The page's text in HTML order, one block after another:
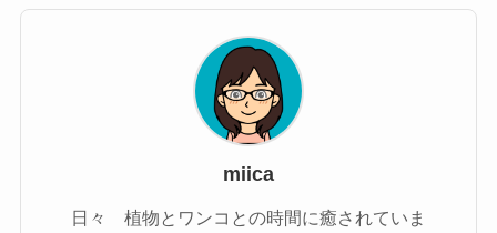
miica
日々 植物とワンコとの時間に癒されていま